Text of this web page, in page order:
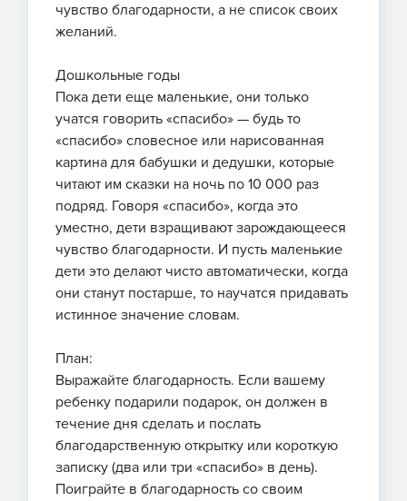
чувство благодарности, а не список своих
желаний.
Дошкольные годы
Пока дети еще маленькие, они только
учатся говорить «спасибо» — будь то
«спасибо» словесное или нарисованная
картина для бабушки и дедушки, которые
читают им сказки на ночь по 10 000 раз
подряд. Говоря «спасибо», когда это
уместно, дети взращивают зарождающееся
чувство благодарности. И пусть маленькие
дети это делают чисто автоматически, когда
они станут постарше, то научатся придавать
истинное значение словам.
План:
Выражайте благодарность. Если вашему
ребенку подарили подарок, он должен в
течение дня сделать и послать
благодарственную открытку или короткую
записку (два или три «спасибо» в день).
Поиграйте в благодарность со своим